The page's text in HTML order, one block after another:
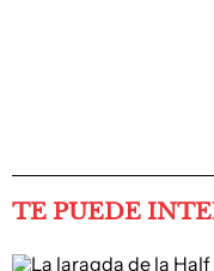
TE PUEDE